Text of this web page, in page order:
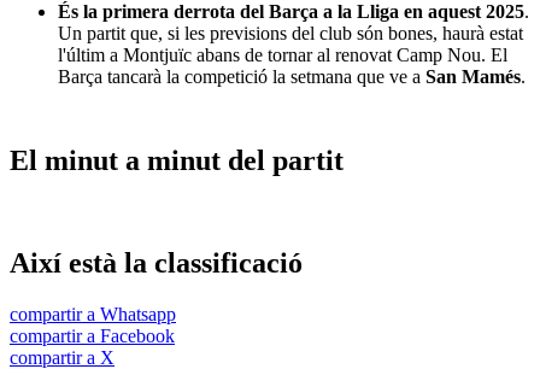
És la primera derrota del Barça a la Lliga en aquest 2025.
Un partit que, si les previsions del club són bones, haurà estat
l'últim a Montjuïc abans de tornar al renovat Camp Nou. El
Barça tancarà la competició la setmana que ve a San Mamés.
El minut a minut del partit
Així està la classificació
compartir a Whatsapp
compartir a Facebook
compartir a X